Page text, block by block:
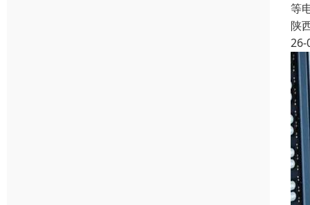
等
陕
26-